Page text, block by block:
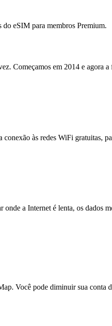
do eSIM para membros Premium.
Começamos em 2014 e agora
às redes WiFi gratuitas,
a Internet é lenta, os
Você pode diminuir sua conta